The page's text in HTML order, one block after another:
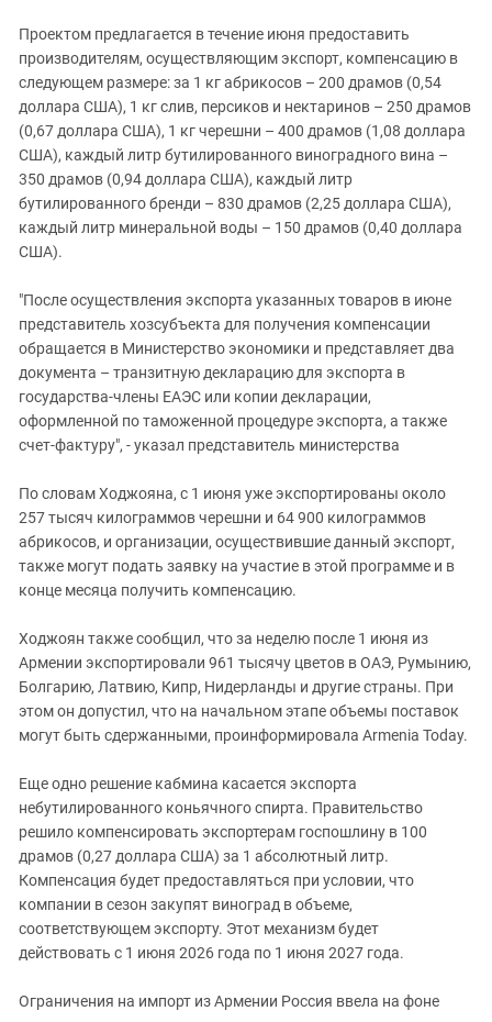
Проектом предлагается в течение июня предоставить
производителям, осуществляющим экспорт, компенсацию в
следующем размере: за 1 кг абрикосов – 200 драмов (0,54
доллара США), 1 кг слив, персиков и нектаринов – 250 драмов
(0,67 доллара США), 1 кг черешни – 400 драмов (1,08 доллара
США), каждый литр бутилированного виноградного вина –
350 драмов (0,94 доллара США), каждый литр
бутилированного бренди – 830 драмов (2,25 доллара США),
каждый литр минеральной воды – 150 драмов (0,40 доллара
США).
"После осуществления экспорта указанных товаров в июне
представитель хозсубъекта для получения компенсации
обращается в Министерство экономики и представляет два
документа – транзитную декларацию для экспорта в
государства-члены ЕАЭС или копии декларации,
оформленной по таможенной процедуре экспорта, а также
счет-фактуру", - указал представитель министерства
По словам Ходжояна, с 1 июня уже экспортированы около
257 тысяч килограммов черешни и 64 900 килограммов
абрикосов, и организации, осуществившие данный экспорт,
также могут подать заявку на участие в этой программе и в
конце месяца получить компенсацию.
Ходжоян также сообщил, что за неделю после 1 июня из
Армении экспортировали 961 тысячу цветов в ОАЭ, Румынию,
Болгарию, Латвию, Кипр, Нидерланды и другие страны. При
этом он допустил, что на начальном этапе объемы поставок
могут быть сдержанными, проинформировала Armenia Today.
Еще одно решение кабмина касается экспорта
небутилированного коньячного спирта. Правительство
решило компенсировать экспортерам госпошлину в 100
драмов (0,27 доллара США) за 1 абсолютный литр.
Компенсация будет предоставляться при условии, что
компании в сезон закупят виноград в объеме,
соответствующем экспорту. Этот механизм будет
действовать с 1 июня 2026 года по 1 июня 2027 года.
Ограничения на импорт из Армении Россия ввела на фоне